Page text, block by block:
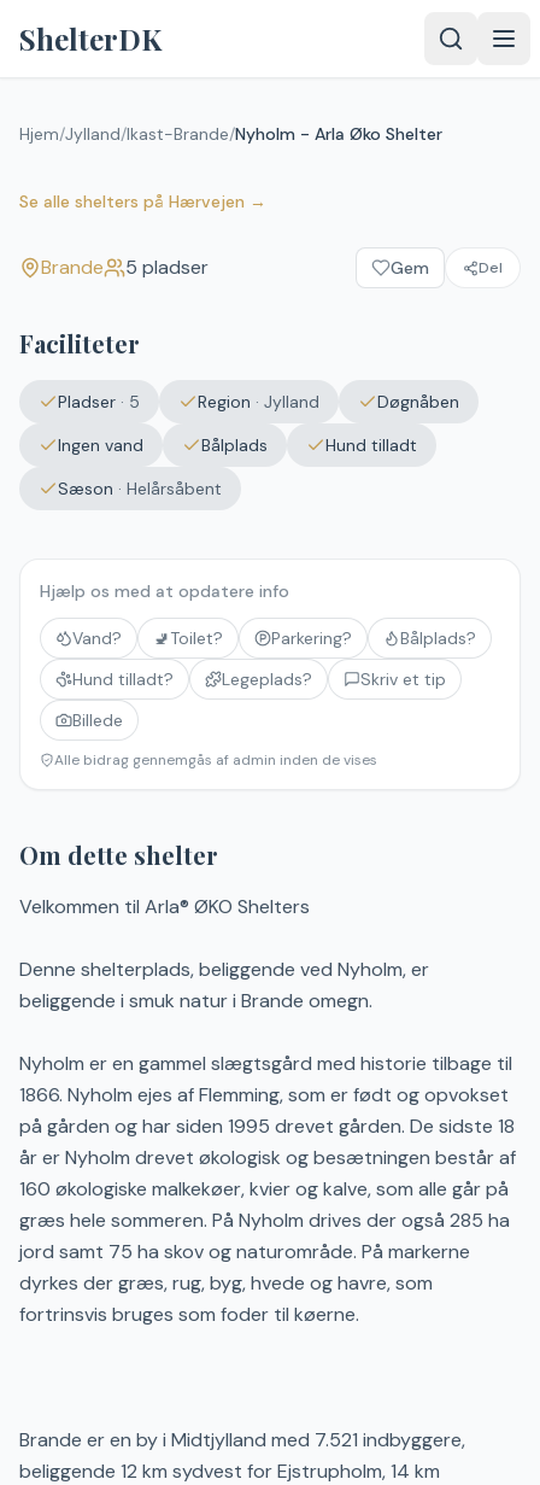
ShelterDK
Hjem/Jylland/Ikast-Brande/Nyholm - Arla Øko Shelter
Se alle shelters på Hærvejen →
Nyholm - Arla Øko Shelter
Brande
Brande 5 pladser Gem Del
Faciliteter
Pladser · 5 Region · Jylland
Døgnåben
Ingen vand
Bålplads
Hund tilladt
Sæson · Helårsåbent
Hjælp os med at opdatere info
Vand? 🚽Toilet? Parkering?
Bålplads?
Hund tilladt?
Legeplads?
Skriv et tip
Billede
Alle bidrag gennemgås af admin inden de vises
Om dette shelter
Velkommen til Arla® ØKO Shelters
Denne shelterplads, beliggende ved Nyholm, er
beliggende i smuk natur i Brande omegn.
Nyholm er en gammel slægtsgård med historie tilbage til
1866. Nyholm ejes af Flemming, som er født og opvokset
på gården og har siden 1995 drevet gården. De sidste 18
år er Nyholm drevet økologisk og besætningen består af
160 økologiske malkekøer, kvier og kalve, som alle går på
græs hele sommeren. På Nyholm drives der også 285 ha
jord samt 75 ha skov og naturområde. På markerne
dyrkes der græs, rug, byg, hvede og havre, som
fortrinsvis bruges som foder til køerne.
Brande er en by i Midtjylland med 7.521 indbyggere,
beliggende 12 km sydvest for Ejstrupholm, 14 km